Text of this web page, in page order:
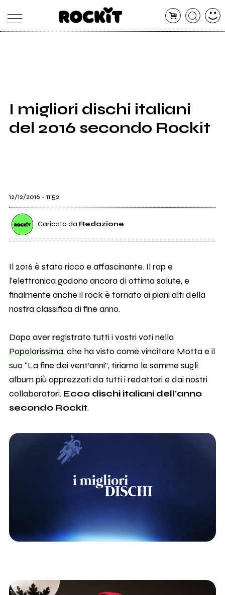
SHOP
RADIO
I migliori dischi italiani
del 2016 secondo Rockit
12/12/2016 - 11:52
Caricato da Redazione
Il 2016 è stato ricco e affascinante. Il rap e
l’elettronica godono ancora di ottima salute, e
finalmente anche il rock è tornato ai piani alti della
nostra classifica di fine anno.
Dopo aver registrato tutti i vostri voti nella
Popolarissima, che ha visto come vincitore Motta e il
suo “La fine dei vent’anni”, tiriamo le somme sugli
album più apprezzati da tutti i redattori e dai nostri
collaboratori. Ecco dischi italiani dell'anno
secondo Rockit.